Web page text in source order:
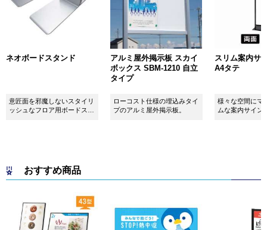
ネオボードスタンド
意匠面を邪魔しないスタイリ
ッシュなフロア用ボードスタ
アルミ屋外掲示板 スカイ
ボックス SBM-1210 自立
タイプ
ローコスト仕様の埋込みタイ
プのアルミ屋外掲示板。
スリム案内サ
A4タテ
様々な空間にマ
ムな案内サイン
おすすめ商品